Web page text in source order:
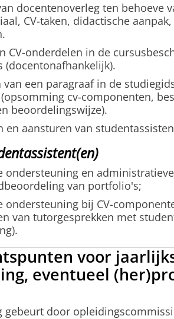
docentenoverleg ten behoeve
CV-taken, didactische
CV-onderdelen in de
(docentonafhankelijk).
van een paragraaf in de
cv-componenten,
beoordelingswijze).
en aansturen van
ondersteuning en
van portfolio's;
ondersteuning bij CV-
van tutorgesprekken met
voor
eventueel
gebeurt door